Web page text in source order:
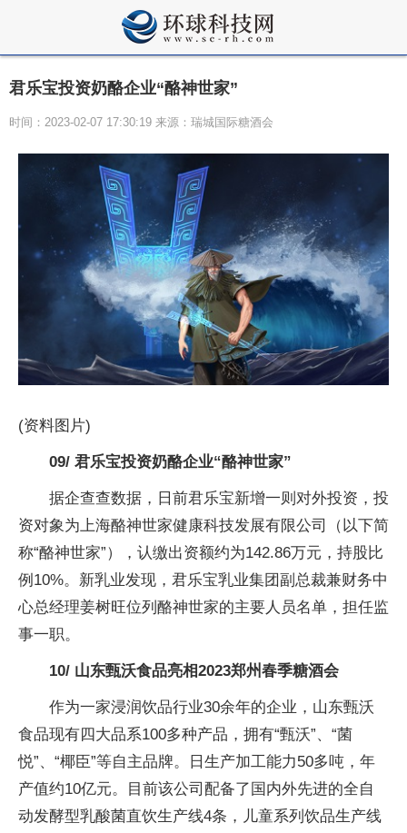
君乐宝投资奶酪企业“酪神世家”
时间：2023-02-07 17:30:19 来源：瑞城国际糖酒会
(资料图片)
09/ 君乐宝投资奶酪企业“酪神世家”
据企查查数据，日前君乐宝新增一则对外投资，投
资对象为上海酪神世家健康科技发展有限公司（以下简
称“酪神世家”），认缴出资额约为142.86万元，持股比
例10%。新乳业发现，君乐宝乳业集团副总裁兼财务中
心总经理姜树旺位列酪神世家的主要人员名单，担任监
事一职。
10/ 山东甄沃食品亮相2023郑州春季糖酒会
作为一家浸润饮品行业30余年的企业，山东甄沃
食品现有四大品系100多种产品，拥有“甄沃”、“菌
悦”、“椰臣”等自主品牌。日生产加工能力50多吨，年
产值约10亿元。目前该公司配备了国内外先进的全自
动发酵型乳酸菌直饮生产线4条，儿童系列饮品生产线